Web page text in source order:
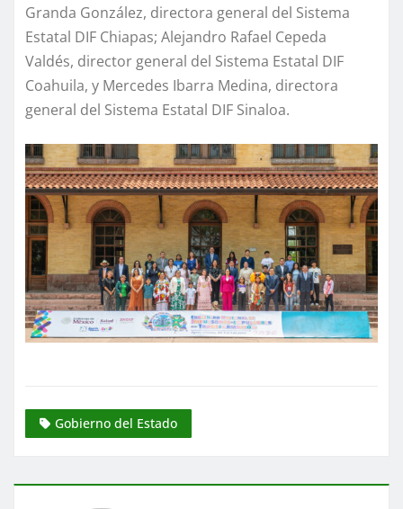
Granda González, directora general del Sistema
Estatal DIF Chiapas; Alejandro Rafael Cepeda
Valdés, director general del Sistema Estatal DIF
Coahuila, y Mercedes Ibarra Medina, directora
general del Sistema Estatal DIF Sinaloa.
Gobierno del Estado